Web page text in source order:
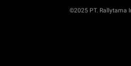
©2025 PT. Rallytama